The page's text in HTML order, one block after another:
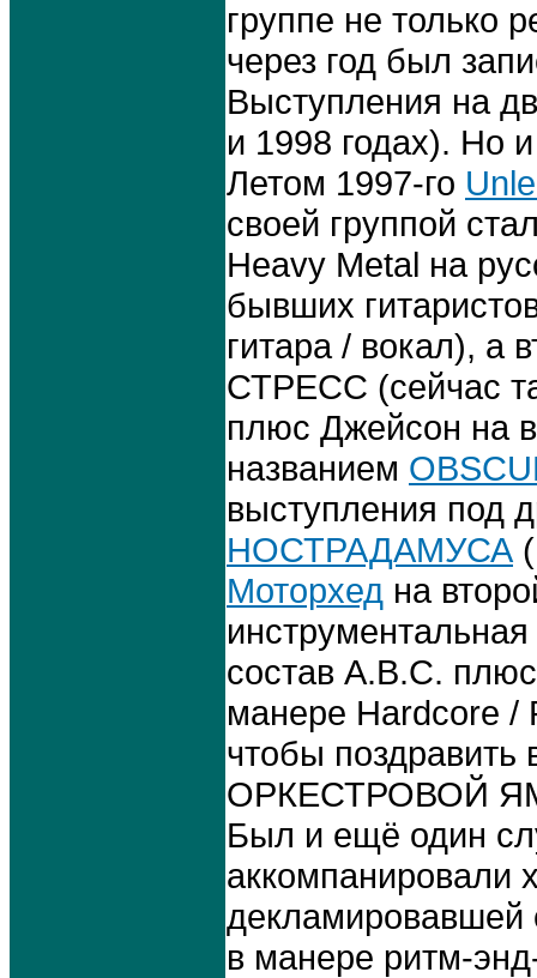
группе не только
через год был
Выступления на
и 1998 годах). Но
Летом 1997-го
своей группой
Heavy Metal на
бывших
гитара / вокал), а
СТРЕСС (сейчас
плюс Джейсон на
названием
выступления под
НОСТРАДАМУСА
Моторхед на
состав A.B.C.
манере Hardcore /
чтобы
ОРКЕСТРОВОЙ
Был и ещё один
аккомпанировали
декламировавшей
в манере ритм-